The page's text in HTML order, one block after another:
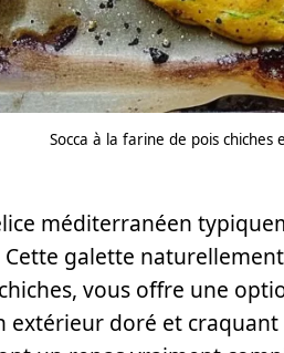
Socca à la farine de pois
méditerranéen
galette
vous offre une
extérieur doré et